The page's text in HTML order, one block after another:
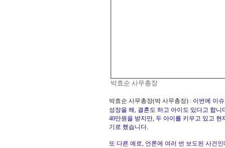
박효순 사무총장
박효순 사무총장(박 사무총장) : 이번에 이
성장을 해, 결혼도 하고 아이도 있다고 합
40만원을 받지만, 두 아이를 키우고 있고
기로 했습니다.
또 다른 예로, 언론에 여러 번 보도된 사건